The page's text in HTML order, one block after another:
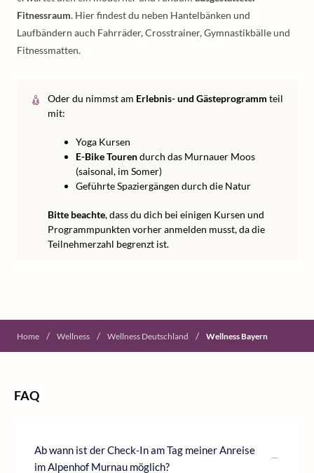
Fitnessraum. Hier findest du neben Hantelbänken und
Laufbändern auch Fahrräder, Crosstrainer, Gymnastikbälle und
Fitnessmatten.
Oder du nimmst am Erlebnis- und Gästeprogramm teil
mit:
Yoga Kursen
E-Bike Tourendurch das Murnauer Moos
(saisonal, im Somer)
Geführte Spaziergängen durch die Natur
Bitte beachte, dass du dich bei einigen Kursen und
Programmpunkten vorher anmelden musst, da die
Teilnehmerzahl begrenzt ist.
Home / Wellness / Wellness Deutschland / Wellness Bayern
FAQ
Ab wann ist der Check-In am Tag meiner Anreise
im Alpenhof Murnau möglich?